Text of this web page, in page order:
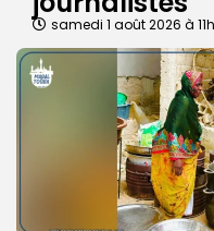
samedi 1 août 2026 à